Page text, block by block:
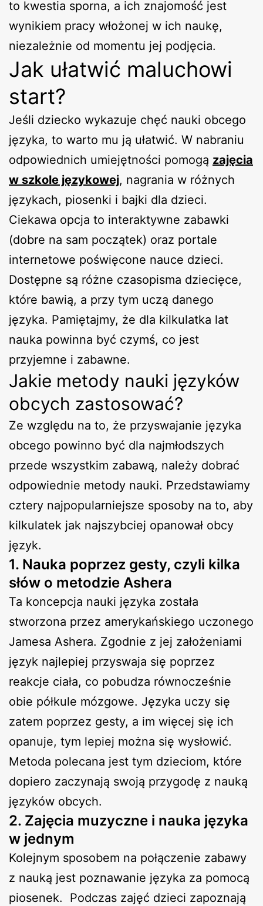
to kwestia sporna, a ich znajomość jest
wynikiem pracy włożonej w ich naukę,
niezależnie od momentu jej podjęcia.
Jak ułatwić maluchowi
start?
Jeśli dziecko wykazuje chęć nauki obcego
języka, to warto mu ją ułatwić. W nabraniu
odpowiednich umiejętności pomogą zajęcia
w szkole językowej, nagrania w różnych
językach, piosenki i bajki dla dzieci.
Ciekawa opcja to interaktywne zabawki
(dobre na sam początek) oraz portale
internetowe poświęcone nauce dzieci.
Dostępne są różne czasopisma dziecięce,
które bawią, a przy tym uczą danego
języka. Pamiętajmy, że dla kilkulatka lat
nauka powinna być czymś, co jest
przyjemne i zabawne.
Jakie metody nauki języków
obcych zastosować?
Ze względu na to, że przyswajanie języka
obcego powinno być dla najmłodszych
przede wszystkim zabawą, należy dobrać
odpowiednie metody nauki. Przedstawiamy
cztery najpopularniejsze sposoby na to, aby
kilkulatek jak najszybciej opanował obcy
język.
1. Nauka poprzez gesty, czyli kilka
słów o metodzie Ashera
Ta koncepcja nauki języka została
stworzona przez amerykańskiego uczonego
Jamesa Ashera. Zgodnie z jej założeniami
język najlepiej przyswaja się poprzez
reakcje ciała, co pobudza równocześnie
obie półkule mózgowe. Języka uczy się
zatem poprzez gesty, a im więcej się ich
opanuje, tym lepiej można się wysłowić.
Metoda polecana jest tym dzieciom, które
dopiero zaczynają swoją przygodę z nauką
języków obcych.
2. Zajęcia muzyczne i nauka języka
w jednym
Kolejnym sposobem na połączenie zabawy
z nauką jest poznawanie języka za pomocą
piosenek. Podczas zajęć dzieci zapoznają